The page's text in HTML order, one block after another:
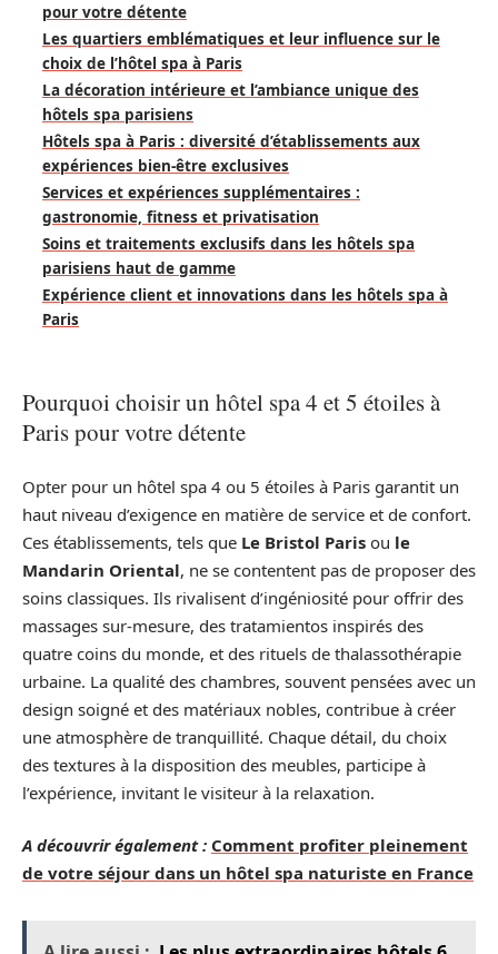
pour votre détente
Les quartiers emblématiques et leur influence sur le
choix de l’hôtel spa à Paris
La décoration intérieure et l’ambiance unique des
hôtels spa parisiens
Hôtels spa à Paris : diversité d’établissements aux
expériences bien-être exclusives
Services et expériences supplémentaires :
gastronomie, fitness et privatisation
Soins et traitements exclusifs dans les hôtels spa
parisiens haut de gamme
Expérience client et innovations dans les hôtels spa à
Paris
Pourquoi choisir un hôtel spa 4 et 5 étoiles à
Paris pour votre détente
Opter pour un hôtel spa 4 ou 5 étoiles à Paris garantit un
haut niveau d’exigence en matière de service et de confort.
Ces établissements, tels que Le Bristol Paris ou le
Mandarin Oriental, ne se contentent pas de proposer des
soins classiques. Ils rivalisent d’ingéniosité pour offrir des
massages sur-mesure, des tratamientos inspirés des
quatre coins du monde, et des rituels de thalassothérapie
urbaine. La qualité des chambres, souvent pensées avec un
design soigné et des matériaux nobles, contribue à créer
une atmosphère de tranquillité. Chaque détail, du choix
des textures à la disposition des meubles, participe à
l’expérience, invitant le visiteur à la relaxation.
A découvrir également : Comment profiter pleinement
de votre séjour dans un hôtel spa naturiste en France